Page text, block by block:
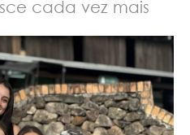
cada vez mais